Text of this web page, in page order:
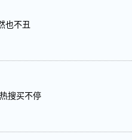
也不丑
搜买不停